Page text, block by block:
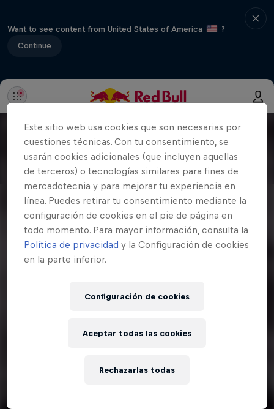
Want to see content from United States of America
?
Continue
Este sitio web usa cookies que son necesarias por
cuestiones técnicas. Con tu consentimiento, se
usarán cookies adicionales (que incluyen aquellas
de terceros) o tecnologías similares para fines de
mercadotecnia y para mejorar tu experiencia en
línea. Puedes retirar tu consentimiento mediante la
configuración de cookies en el pie de página en
todo momento. Para mayor información, consulta la
Política de privacidad y la Configuración de cookies
en la parte inferior.
Configuración de cookies
Rechazarlas todas
Aceptar todas las cookies